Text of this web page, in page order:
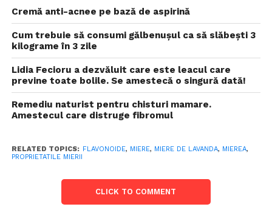
Cremă anti-acnee pe bază de aspirină
Cum trebuie să consumi gălbenușul ca să slăbești 3
kilograme în 3 zile
Lidia Fecioru a dezvăluit care este leacul care
previne toate bolile. Se amestecă o singură dată!
Remediu naturist pentru chisturi mamare.
Amestecul care distruge fibromul
RELATED TOPICS: FLAVONOIDE, MIERE, MIERE DE LAVANDA, MIEREA,
PROPRIETATILE MIERII
CLICK TO COMMENT